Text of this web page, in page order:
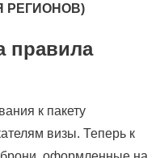
РЕГИОНОВ)
правила
к пакету
визы. Теперь к